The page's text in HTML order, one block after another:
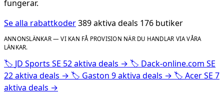
fungerar.
Se alla rabattkoder389 aktiva deals 176 butiker
ANNONSLÄNKAR — VI KAN FÅ PROVISION NÄR DU HANDLAR VIA VÅRA
LÄNKAR.
🏷️ JD Sports SE 52 aktiva deals → 🏷️ Dack-online.com SE
22 aktiva deals → 🏷️ Gaston 9 aktiva deals → 🏷️ Acer SE 7
aktiva deals →